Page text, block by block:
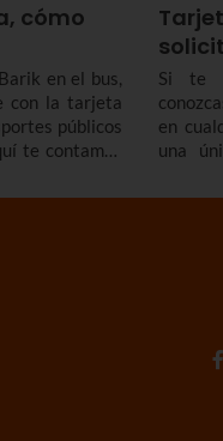
cómo
en el bus,
con la tarjeta
públicos
te contamos
opciones
Si te
en
una
cómo y